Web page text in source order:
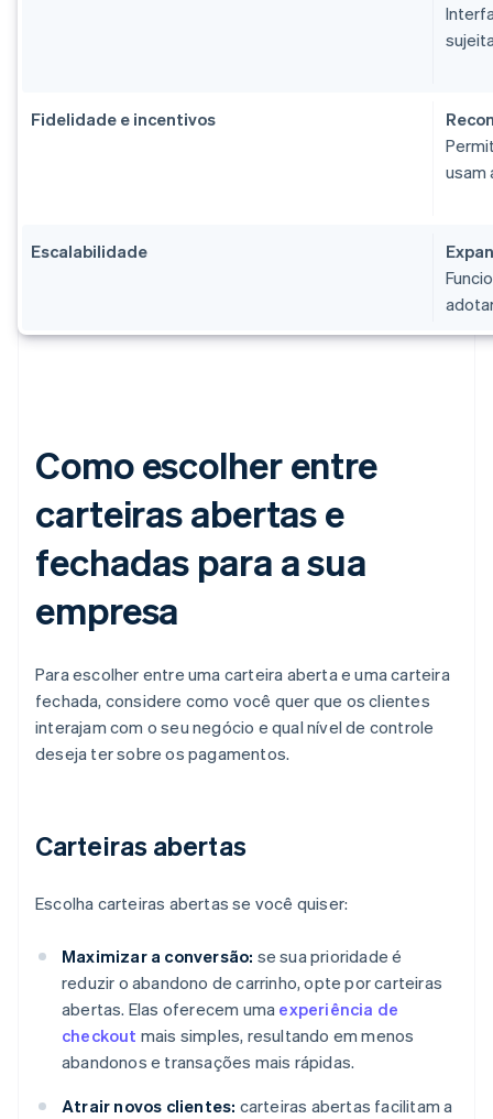
Fidelidade e incentivos
usam
Escalabilidade
Como escolher entre
carteiras abertas e
fechadas para a sua
empresa
Para escolher entre uma carteira aberta e uma carteira
fechada, considere como você quer que os clientes
interajam com o seu negócio e qual nível de controle
deseja ter sobre os pagamentos.
Carteiras abertas
Escolha carteiras abertas se você quiser:
Maximizar a conversão: se sua prioridade é
reduzir o abandono de carrinho, opte por carteiras
abertas. Elas oferecem uma experiência de
checkout mais simples, resultando em menos
abandonos e transações mais rápidas.
Atrair novos clientes: carteiras abertas facilitam a